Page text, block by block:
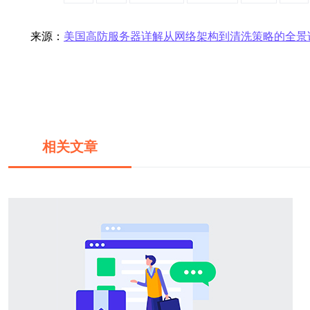
来源： 美国高防服务器详解从网络架构到清洗策略的全景
相关文章